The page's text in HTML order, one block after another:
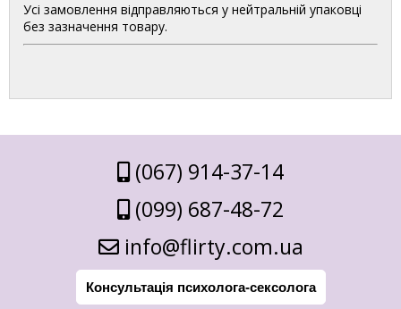
Усі замовлення відправляються у нейтральній упаковці
без зазначення товару.
(067) 914-37-14
(099) 687-48-72
info@flirty.com.ua
Консультація психолога-сексолога